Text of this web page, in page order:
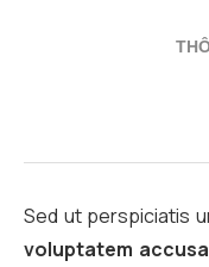
Sed ut perspiciatis
voluptatem